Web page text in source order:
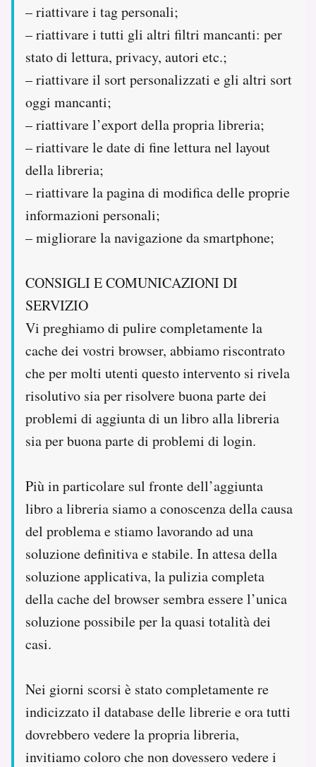
– riattivare i tag personali;
– riattivare i tutti gli altri filtri mancanti: per
stato di lettura, privacy, autori etc.;
– riattivare il sort personalizzati e gli altri sort
oggi mancanti;
– riattivare l’export della propria libreria;
– riattivare le date di fine lettura nel layout
della libreria;
– riattivare la pagina di modifica delle proprie
informazioni personali;
– migliorare la navigazione da smartphone;
CONSIGLI E COMUNICAZIONI DI
SERVIZIO
Vi preghiamo di pulire completamente la
cache dei vostri browser, abbiamo riscontrato
che per molti utenti questo intervento si rivela
risolutivo sia per risolvere buona parte dei
problemi di aggiunta di un libro alla libreria
sia per buona parte di problemi di login.
Più in particolare sul fronte dell’aggiunta
libro a libreria siamo a conoscenza della causa
del problema e stiamo lavorando ad una
soluzione definitiva e stabile. In attesa della
soluzione applicativa, la pulizia completa
della cache del browser sembra essere l’unica
soluzione possibile per la quasi totalità dei
casi.
Nei giorni scorsi è stato completamente re
indicizzato il database delle librerie e ora tutti
dovrebbero vedere la propria libreria,
invitiamo coloro che non dovessero vedere i